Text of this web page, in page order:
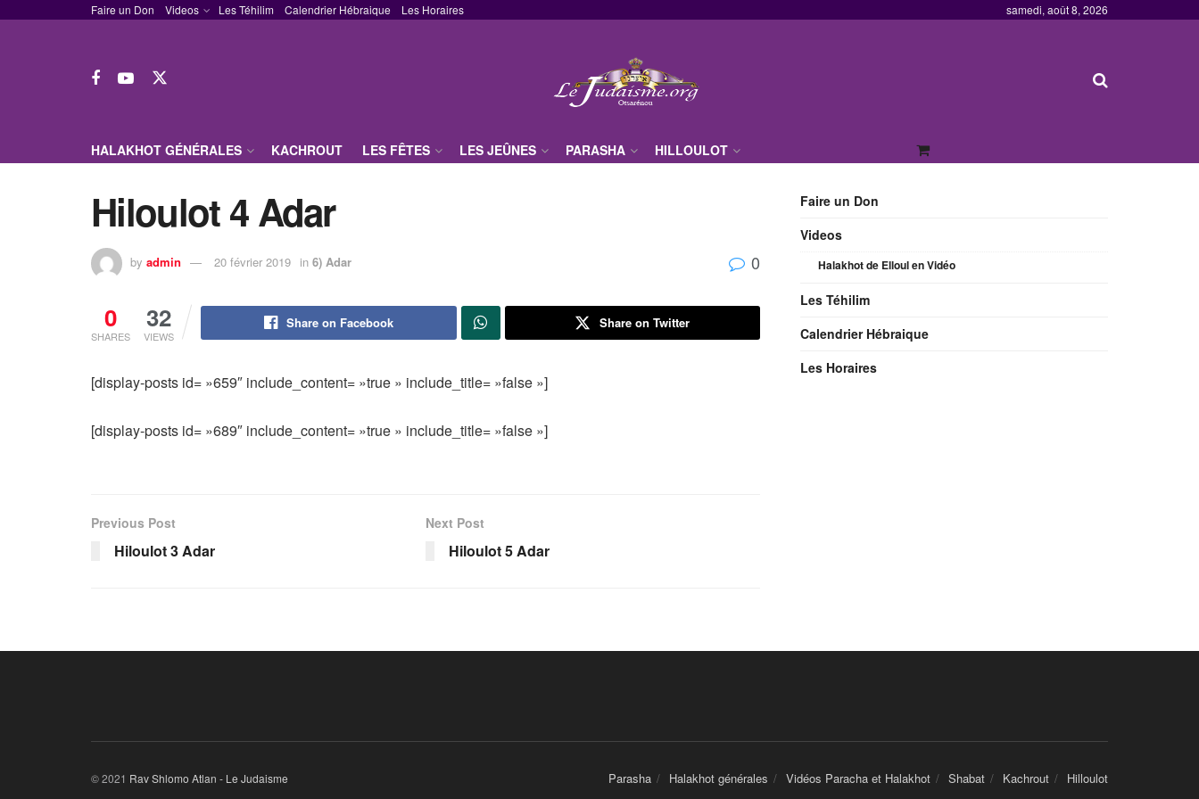
Faire un Don Videos Les Téhilim Calendrier Hébraique Les Horaires samedi, août 8, 2026
HALAKHOT GÉNÉRALES KACHROUT LES FÊTES LES JEÛNES PARASHA HILLOULOT
Hiloulot 4 Adar
by admin 20 février 2019 in 6) Adar 0
0
SHARES
32
VIEWS
Share on Facebook Share on Twitter
[display-posts id= »659″ include_content= »true » include_title= »false »]
[display-posts id= »689″ include_content= »true » include_title= »false »]
Previous Post
Hiloulot 3 Adar
Next Post
Hiloulot 5 Adar
Faire un Don
Videos
Halakhot de Elloul en Vidéo
Les Téhilim
Calendrier Hébraique
Les Horaires
Parasha Halakhot générales Vidéos Paracha et Halakhot Shabat Kachrout Hilloulot
© 2021 Rav Shlomo Atlan - Le Judaisme